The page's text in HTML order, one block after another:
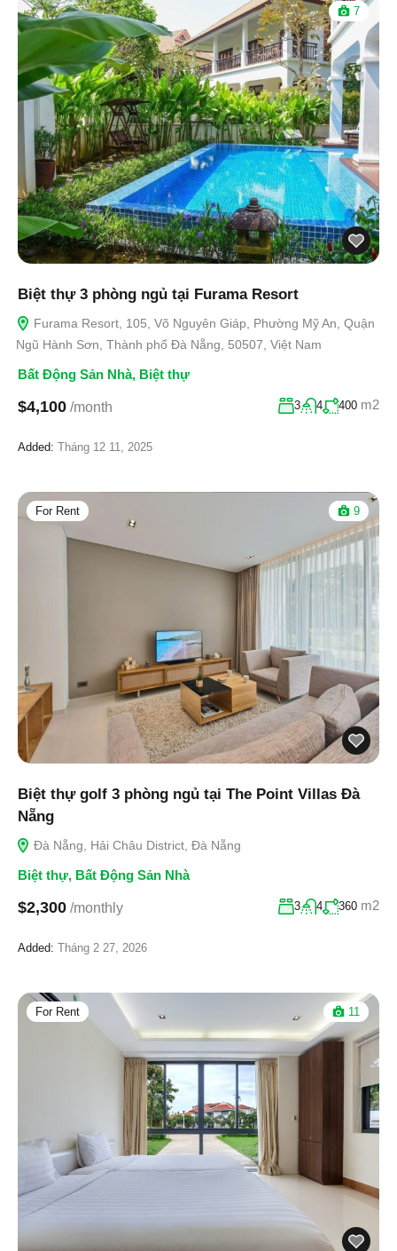
7
Biệt thự 3 phòng ngủ tại Furama Resort
Furama Resort, 105, Võ Nguyên Giáp, Phường Mỹ An, Quận
Ngũ Hành Sơn, Thành phố Đà Nẵng, 50507, Việt Nam
Bất Động Sản Nhà, Biệt thự
$4,100 /month 3 4 400 m2
Added: Tháng 12 11, 2025
For Rent 9
Biệt thự golf 3 phòng ngủ tại The Point Villas Đà
Nẵng
Đà Nẵng, Hải Châu District, Đà Nẵng
Biệt thự, Bất Động Sản Nhà
$2,300 /monthly 3 4 360 m2
Added: Tháng 2 27, 2026
For Rent 11